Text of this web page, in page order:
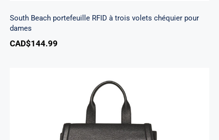
South Beach portefeuille RFID à trois volets chéquier pour
dames
CAD$144.99